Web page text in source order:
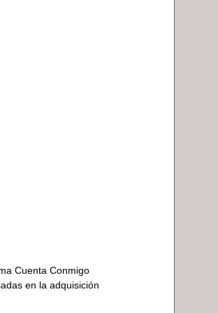
Cuenta Conmigo
en la adquisición